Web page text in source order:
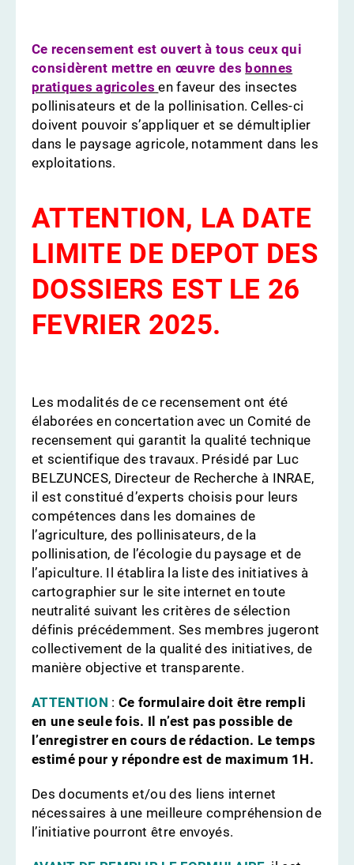
Ce recensement est ouvert à tous ceux qui
considèrent mettre en œuvre des bonnes
pratiques agricoles en faveur des insectes
pollinisateurs et de la pollinisation. Celles-ci
doivent pouvoir s’appliquer et se démultiplier
dans le paysage agricole, notamment dans les
exploitations.
ATTENTION, LA DATE
LIMITE DE DEPOT DES
DOSSIERS EST LE 26
FEVRIER 2025.
Les modalités de ce recensement ont été
élaborées en concertation avec un Comité de
recensement qui garantit la qualité technique
et scientifique des travaux. Présidé par Luc
BELZUNCES, Directeur de Recherche à INRAE,
il est constitué d’experts choisis pour leurs
compétences dans les domaines de
l’agriculture, des pollinisateurs, de la
pollinisation, de l’écologie du paysage et de
l’apiculture. Il établira la liste des initiatives à
cartographier sur le site internet en toute
neutralité suivant les critères de sélection
définis précédemment. Ses membres jugeront
collectivement de la qualité des initiatives, de
manière objective et transparente.
ATTENTION : Ce formulaire doit être rempli
en une seule fois. Il n’est pas possible de
l’enregistrer en cours de rédaction. Le temps
estimé pour y répondre est de maximum 1H.
Des documents et/ou des liens internet
nécessaires à une meilleure compréhension de
l’initiative pourront être envoyés.